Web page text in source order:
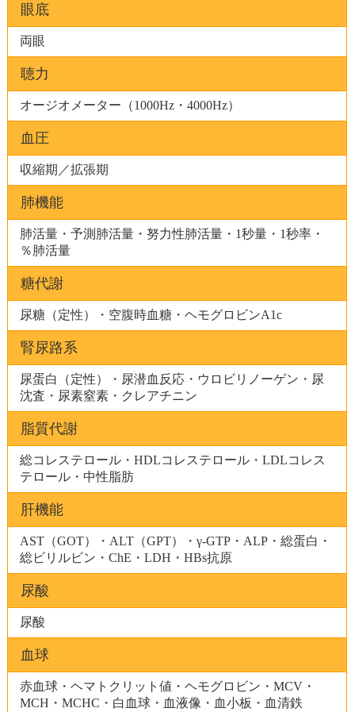
眼底
両眼
聴力
オージオメーター（1000Hz・4000Hz）
血圧
収縮期／拡張期
肺機能
肺活量・予測肺活量・努力性肺活量・1秒量・1秒率・
％肺活量
糖代謝
尿糖（定性）・空腹時血糖・ヘモグロビンA1c
腎尿路系
尿蛋白（定性）・尿潜血反応・ウロビリノーゲン・尿
沈査・尿素窒素・クレアチニン
脂質代謝
総コレステロール・HDLコレステロール・LDLコレス
テロール・中性脂肪
肝機能
AST（GOT）・ALT（GPT）・γ-GTP・ALP・総蛋白・
総ビリルビン・ChE・LDH・HBs抗原
尿酸
尿酸
血球
赤血球・ヘマトクリット値・ヘモグロビン・MCV・
MCH・MCHC・白血球・血液像・血小板・血清鉄